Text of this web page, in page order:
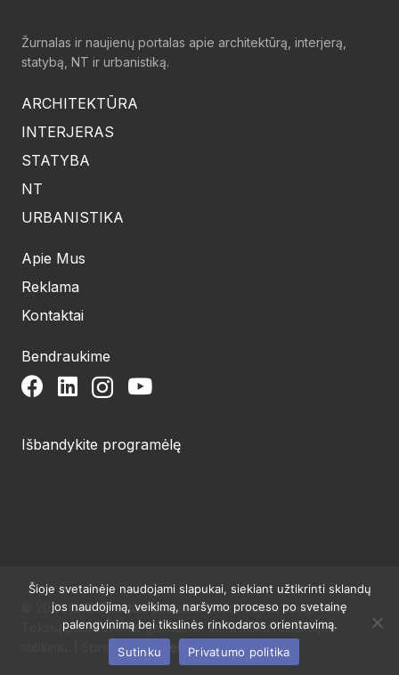
Žurnalas ir naujienų portalas apie architektūrą, interjerą,
statybą, NT ir urbanistiką.
ARCHITEKTŪRA
INTERJERAS
STATYBA
NT
URBANISTIKA
Apie Mus
Reklama
Kontaktai
Bendraukime
Išbandykite programėlę
© 2024 UAB Structum projektai. Visos teisės saugomos.
Tekstų publikavimas galimas tik su raštišku redakcijos
sutikimu. | Sprendimas:Websty
Šioje svetainėje naudojami slapukai, siekiant užtikrinti sklandų
jos naudojimą, veikimą, naršymo proceso po svetainę
palengvinimą bei tikslinės rinkodaros orientavimą.
Sutinku
Privatumo politika